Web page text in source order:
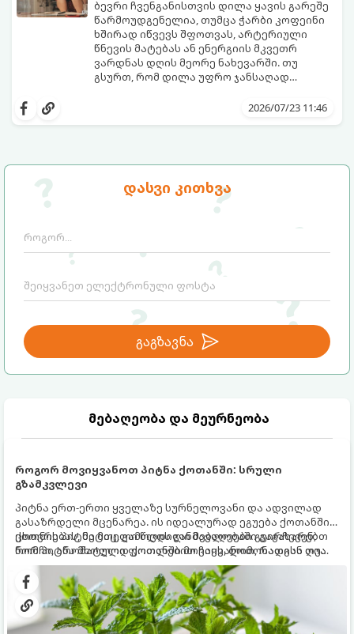
დასვი კითხვა
გაგზავნა
მებაღეობა და მეურნეობა
როგორ მოვიყვანოთ პიტნა ქოთანში: სრული
გზამკვლევი
პიტნა ერთ-ერთი ყველაზე სურნელოვანი და ადვილად
გასაზრდელი მცენარეა. ის იდეალურად ეგუება ქოთანში
ცხოვრებას, მეტიც, გამოცდილი მებაღეები გვირჩევენ,
რომ პიტნა მხოლოდ ქოთანში მოვიყვანოთ, რადგან ღია
გრუნტში (ბაღში) დარგვისას ის ფესვებით ძალიან
სწრაფად ვრცელდება და სხვა მცენარეებს ავიწროებს.
ქოთნის პიტნა მთელი წლის განმავლობაში გაგახარებთ
ნორჩი, არომატული ფოთლებით ჩაის, ლიმონათისა თუ
კერძებისთვის.
ბევრი ჩვენგანისთვის დილა ყავის გარეშე
წარმოუდგენელია, თუმცა ჭარბი კოფეინი
ხშირად იწვევს შფოთვას, არტერიული
წნევის მატებას ან ენერგიის მკვეთრ
ვარდნას დღის მეორე ნახევარში. თუ
გსურთ, რომ დილა უფრო ჯანსაღად
შეინარჩუნოთ, ექსპერტები ყავის სამ
თქვენთვის სასურველი სასმელი:2026/07/23 11:46